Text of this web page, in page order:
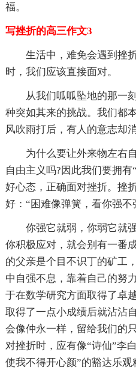
福。
写挫折的高三作文3
生活中，难免会遇到挫
时，我们应该直接面对。
从我们呱呱坠地的那一
种突如其来的挑战。我们都
风吹雨打后，有人的意志却消
为什么要让外来物左右
自由主义吗?因此我们要拥
好心态，正确面对挫折。挫
好：“困难像弹簧，看你强不
你强它就弱，你弱它就
你积极应对，就会别有一番
的父亲是个目不识丁的矿工
中自强不息，靠着自己的努
于在数学研究方面取得了卓
取得了一点小成绩后就沾沾
会像仲永一样，留给我们的
对挫折时，应有像“诗仙”李
使我不得开心颜”的豁达乐